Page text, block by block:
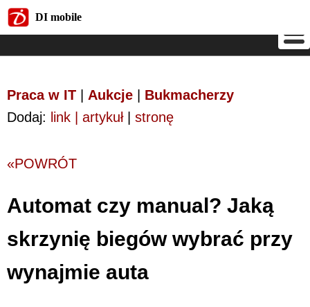
DI mobile
Praca w IT Aukcje
Bukmacherzy
Dodaj: link | artykuł| stronę
«POWRÓT
Automat czy manual? Jaką
skrzynię biegów wybrać przy
wynajmie auta
DI mobile